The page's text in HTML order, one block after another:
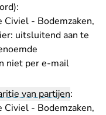
- Bodemzaken,
uitsluitend aan te
niet per e-mail
van partijen:
- Bodemzaken,